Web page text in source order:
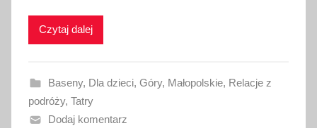
w
n
o
3
Czytaj dalej
Baseny, Dla dzieci, Góry, Małopolskie, Relacje z
podróży, Tatry
Dodaj komentarz